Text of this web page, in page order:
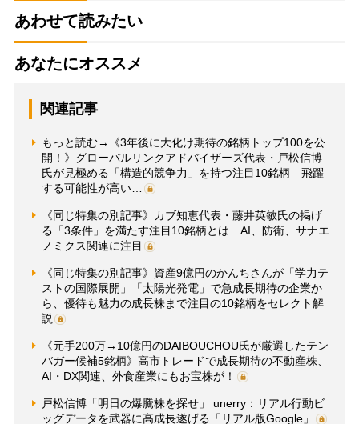
あわせて読みたい
あなたにオススメ
関連記事
もっと読む→《3年後に大化け期待の銘柄トップ100を公
開！》グローバルリンクアドバイザーズ代表・戸松信博
氏が見極める「構造的競争力」を持つ注目10銘柄 飛躍
する可能性が高い…
《同じ特集の別記事》カブ知恵代表・藤井英敏氏の掲げ
る「3条件」を満たす注目10銘柄とは AI、防衛、サナエ
ノミクス関連に注目
《同じ特集の別記事》資産9億円のかんちさんが「学力テ
ストの国際展開」「太陽光発電」で急成長期待の企業か
ら、優待も魅力の成長株まで注目の10銘柄をセレクト解
説
《元手200万→10億円のDAIBOUCHOU氏が厳選したテン
バガー候補5銘柄》高市トレードで成長期待の不動産株、
AI・DX関連、外食産業にもお宝株が！
戸松信博「明日の爆騰株を探せ」 unerry：リアル行動ビ
ッグデータを武器に高成長遂げる「リアル版Google」